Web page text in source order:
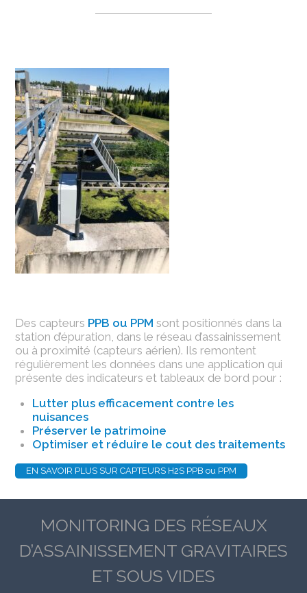
Des capteurs PPB ou PPM sont positionnés dans la
station d’épuration, dans le réseau d’assainissement
ou à proximité (capteurs aérien). Ils remontent
régulièrement les données dans une application qui
présente des indicateurs et tableaux de bord pour :
Lutter plus efficacement contre les
nuisances
Préserver le patrimoine
Optimiser et réduire le cout des traitements
EN SAVOIR PLUS SUR CAPTEURS H2S PPB ou PPM
MONITORING DES RÉSEAUX
D’ASSAINISSEMENT GRAVITAIRES
ET SOUS VIDES